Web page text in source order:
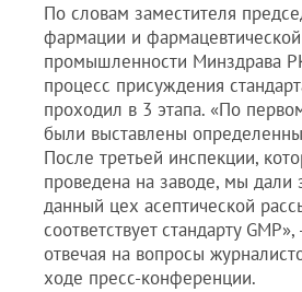
По словам заместителя
фармации и
промышленности Минздрава
процесс присуждения
проходил в 3 этапа. «По
были выставлены
После третьей инспекции,
проведена на заводе, мы дали
данный цех асептической
соответствует стандарту
отвечая на вопросы
ходе пресс-конференции.